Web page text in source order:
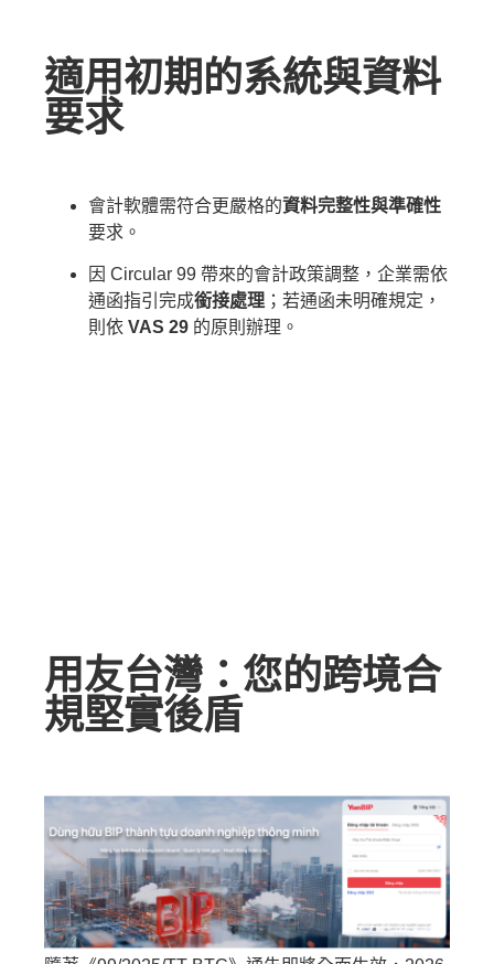
適用初期的系統與資料
要求
會計軟體需符合更嚴格的資料完整性與準確性
要求。
因 Circular 99 帶來的會計政策調整，企業需依
通函指引完成銜接處理 ；若通函未明確規定，
則依 VAS 29 的原則辦理。
用友台灣：您的跨境合
規堅實後盾